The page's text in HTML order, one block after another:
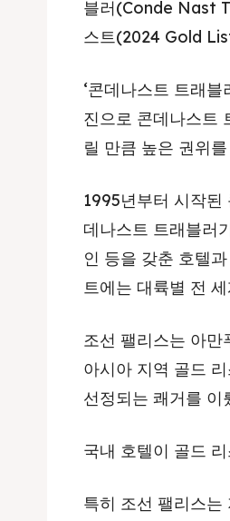
블러(Conde Nast
스트(2024 Gold
‘콘데나스트 트래
진으로 콘데나스트
릴 만큼 높은 권위
1995년부터 시작된
데나스트 트래블러
인 등을 갖춘 호텔
트에는 대륙별 전
조선 팰리스는 아만
아시아 지역 골드
선정되는 쾌거를 이
국내 호텔이 골드
특히 조선 팰리스는